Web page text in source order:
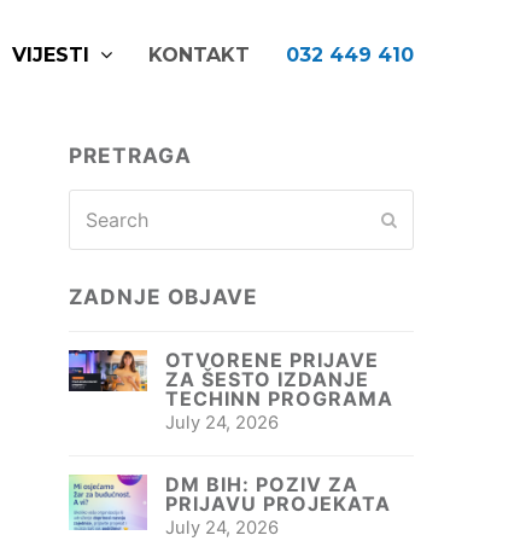
VIJESTI KONTAKT 032 449 410
PRETRAGA
ZADNJE OBJAVE
OTVORENE PRIJAVE
ZA ŠESTO IZDANJE
TECHINN PROGRAMA
July 24, 2026
DM BIH: POZIV ZA
PRIJAVU PROJEKATA
July 24, 2026